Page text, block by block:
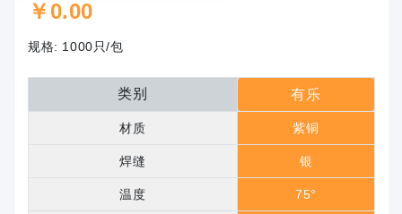
￥ 0.00
规格: 1000只/包
类别 有乐
材质 紫铜
焊缝 银
温度 75°